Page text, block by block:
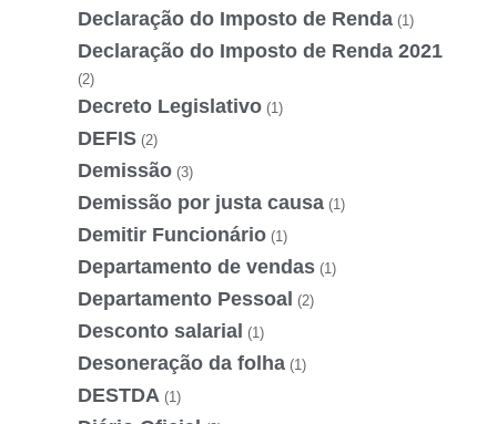
Declaração do Imposto de Renda (1)
Declaração do Imposto de Renda 2021
(2)
Decreto Legislativo (1)
DEFIS (2)
Demissão (3)
Demissão por justa causa (1)
Demitir Funcionário (1)
Departamento de vendas (1)
Departamento Pessoal (2)
Desconto salarial (1)
Desoneração da folha (1)
DESTDA (1)